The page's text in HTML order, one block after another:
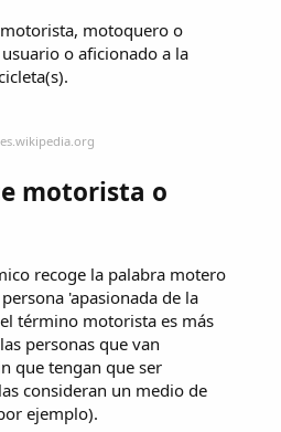
motoquero o
o aficionado a la
motorista o
recoge la palabra motero
'apasionada de la
término motorista es más
personas que van
que tengan que ser
consideran un medio de
ejemplo).